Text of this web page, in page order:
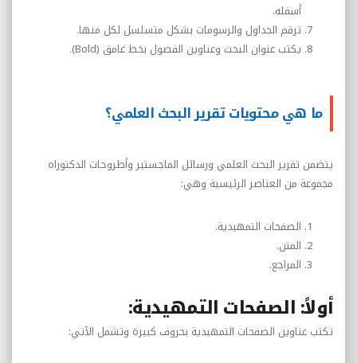
أسفله.
ترقم الجداول والرسومات بشكل متسلسل لكل منها.
يكتب عنوان البحث وعناوين الفصول بخط غامق (Bold
).
ما هي محتويات تقرير البحث العلمي؟
يتضمن تقرير البحث العلمي ورسائل الماجستير وأطروحات الدكتوراه
مجموعة من العناصر الرئيسية وهي:
الصفحات التمهيدية.
المتن.
المراجع.
أولاً: الصفحات التمهيدية:
تكتب عناوين الصفحات التمهيدية بحروف كبيرة وتشمل الآتي: